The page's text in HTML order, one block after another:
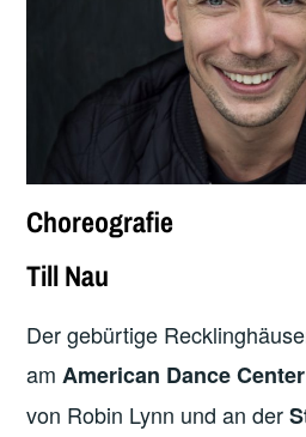
Choreografie
Till Nau
Der gebürtige
am American Dance Center
von Robin Lynn und an der